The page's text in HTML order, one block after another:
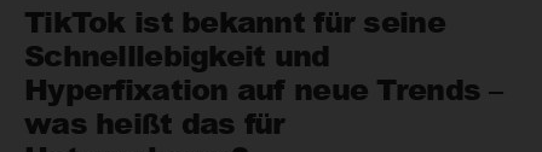
TikTok ist bekannt für seine
Schnelllebigkeit und
Hyperfixation auf neue Trends –
was heißt das für